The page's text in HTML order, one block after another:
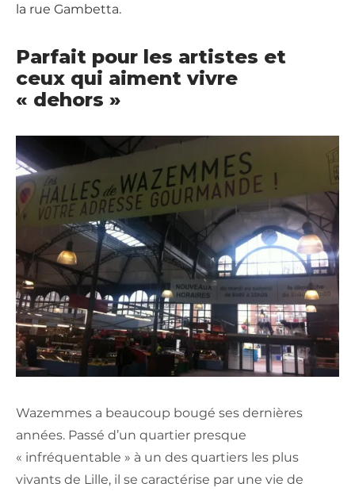
la rue Gambetta.
Parfait pour les artistes et
ceux qui aiment vivre
« dehors »
Wazemmes a beaucoup bougé ses dernières
années. Passé d’un quartier presque
« infréquentable » à un des quartiers les plus
vivants de Lille, il se caractérise par une vie de